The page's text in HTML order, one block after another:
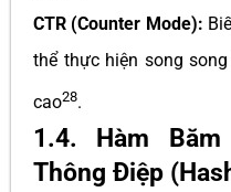
CTR (Counter Mode):
thể thực hiện song
cao28.
1.4. Hàm
Thông Điệp